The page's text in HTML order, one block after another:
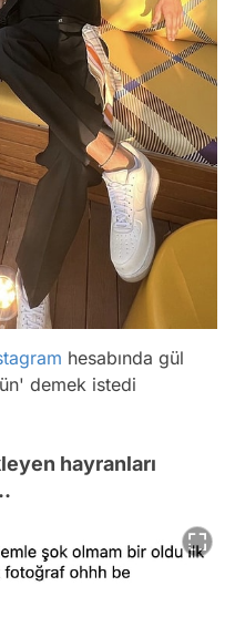
hesabında gül
demek istedi
hayranları